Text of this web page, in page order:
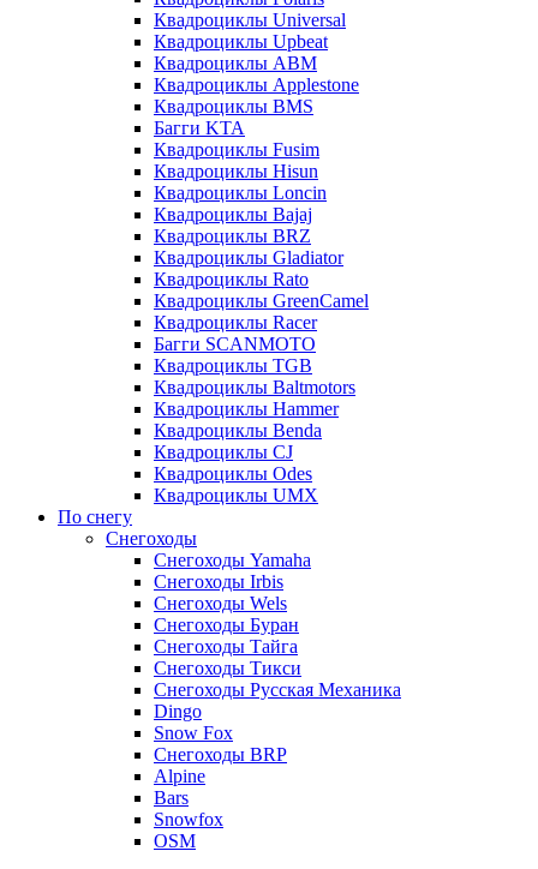
Квадроциклы Universal
Квадроциклы Upbeat
Квадроциклы ABM
Квадроциклы Applestone
Квадроциклы BMS
Багги KTA
Квадроциклы Fusim
Квадроциклы Hisun
Квадроциклы Loncin
Квадроциклы Bajaj
Квадроциклы BRZ
Квадроциклы Gladiator
Квадроциклы Rato
Квадроциклы GreenCamel
Квадроциклы Racer
Багги SCANMOTO
Квадроциклы TGB
Квадроциклы Baltmotors
Квадроциклы Hammer
Квадроциклы Benda
Квадроциклы CJ
Квадроциклы Odes
Квадроциклы UMX
По снегу
Снегоходы
Снегоходы Yamaha
Снегоходы Irbis
Снегоходы Wels
Снегоходы Буран
Снегоходы Тайга
Снегоходы Тикси
Снегоходы Русская Механика
Dingo
Snow Fox
Снегоходы BRP
Alpine
Bars
Snowfox
OSM